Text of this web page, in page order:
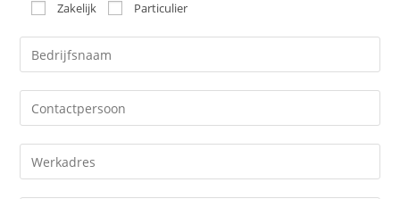
Zakelijk Particulier